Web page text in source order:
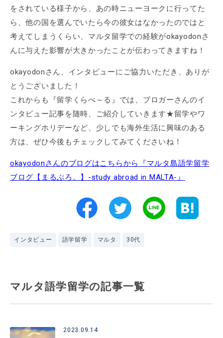
をされている様子から、あの時ニューヨークに行ってた
ら、他の国を選んでいたら今の彼女はなかったのではと
考えてしまうくらい、マルタ留学での経験がokayodonさ
んに与えた影響が大きかったことが伝わってきますね！
okayodonさん、インタビューにご協力いただき、ありが
とうございました！
これからも『留学くらべ～る』では、ブロガーさんのイ
ンタビュー記事を随時、ご紹介していきます★留学やワ
ーキングホリデーなど、少しでも海外生活に興味のある
方は、ぜひ今後もチェックしてみてくださいね！
okayodonさんのブログはこちらから『マルタ島語学留学
ブログ【まるぶろ。】-study abroad in MALTA-』
インタビュー 語学留学 マルタ 30代
マルタ語学留学の記事一覧
2023.09.14